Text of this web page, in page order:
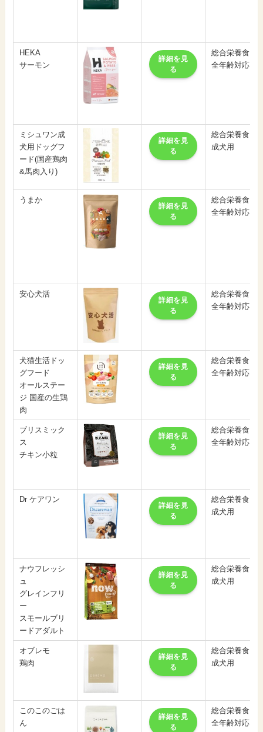
HEKA
サーモン
詳細を見
る
総合栄養食
全年齢対応
ミシュワン成
犬用ドッグフ
ード(国産鶏肉
&馬肉入り)
詳細を見
る
総合栄養食
成犬用
うまか
詳細を見
る
総合栄養食
全年齢対応
安心犬活
詳細を見
る
総合栄養食
全年齢対応
犬猫生活ドッ
グフード
オールステー
ジ 国産の生鶏
肉
詳細を見
る
総合栄養食
全年齢対応
ブリスミック
ス
チキン小粒
詳細を見
る
総合栄養食
全年齢対応
Dr ケアワン
詳細を見
る
総合栄養食
成犬用
ナウフレッシ
ュ
グレインフリ
ー
スモールブリ
ードアダルト
詳細を見
る
総合栄養食
成犬用
オブレモ
鶏肉
詳細を見
る
総合栄養食
成犬用
このこのごは
ん
詳細を見
る
総合栄養食
全年齢対応